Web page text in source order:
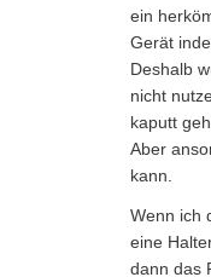
ein
Gerät
Deshalb
nicht
kaputt
Aber
kann.
Wenn ich
eine
dann das